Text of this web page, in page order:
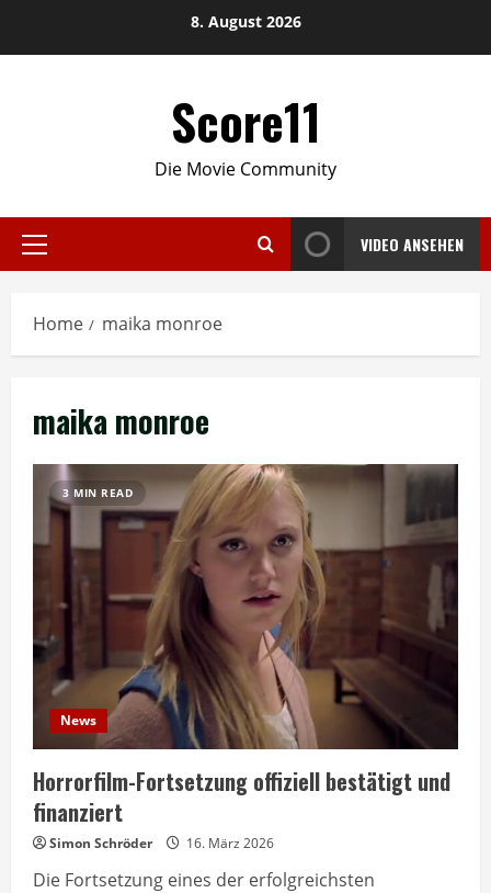
8. August 2026
Score11
Die Movie Community
Primary
VIDEO ANSEHEN
Home maika monroe
maika monroe
3 MIN READ
News
Horrorfilm-Fortsetzung offiziell bestätigt und
finanziert
Simon Schröder 16. März 2026
Die Fortsetzung eines der erfolgreichsten